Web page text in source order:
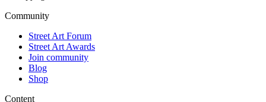
Community
Street Art Forum
Street Art Awards
Join community
Blog
Shop
Content